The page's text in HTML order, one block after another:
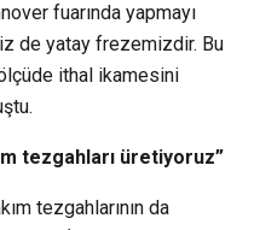
fuarında yapmayı
de yatay frezemizdir. Bu
ithal ikamesini
tezgahları üretiyoruz”
tezgahlarının da